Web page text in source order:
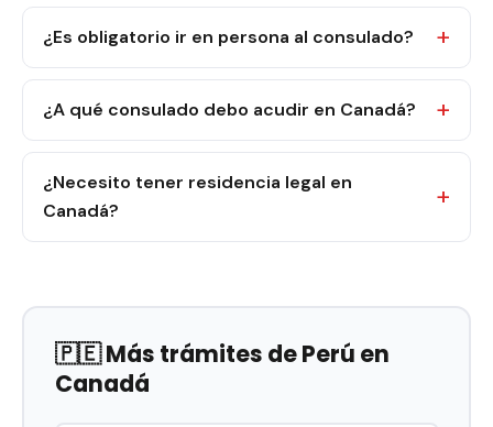
¿Es obligatorio ir en persona al consulado?
¿A qué consulado debo acudir en Canadá?
¿Necesito tener residencia legal en
Canadá?
🇵🇪 Más trámites de Perú en
Canadá